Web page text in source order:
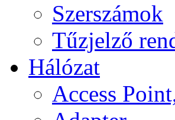
Szerszámok
Tűzjelző
Hálózat
Access